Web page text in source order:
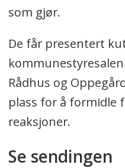
som gjør.
De får presentert
Rådhus og
plass for å formidle
reaksjoner.
Se sendingen